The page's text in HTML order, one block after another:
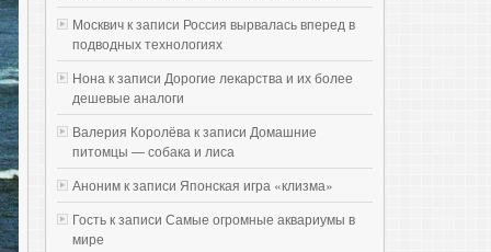
Москвич к записи Россия вырвалась вперед в
подводных технологиях
Нона к записи Дорогие лекарства и их более
дешевые аналоги
Валерия Королёва к записи Домашние
питомцы — собака и лиса
Аноним к записи Японская игра «клизма»
Гость к записи Самые огромные аквариумы в
мире